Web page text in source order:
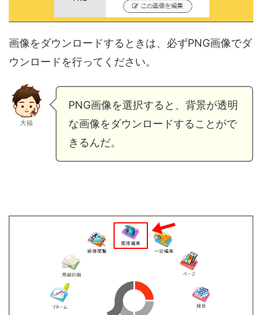
画像をダウンロードするときは、必ずPNG画像でダ
ウンロードを行ってください。
大福
PNG画像を選択すると、背景が透明
な画像をダウンロードすることがで
きるんだ。